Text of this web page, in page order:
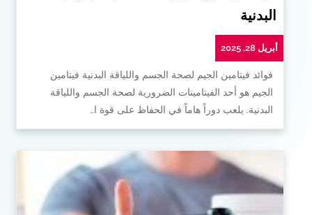
البدنية
أبريل 28, 2025
فوائد فيتامين الجيم لصحة الجسم واللياقة البدنية فيتامين
الجيم هو أحد الفيتامينات الضرورية لصحة الجسم واللياقة
البدنية. يلعب دوراً هاماً في الحفاظ على قوة ا…